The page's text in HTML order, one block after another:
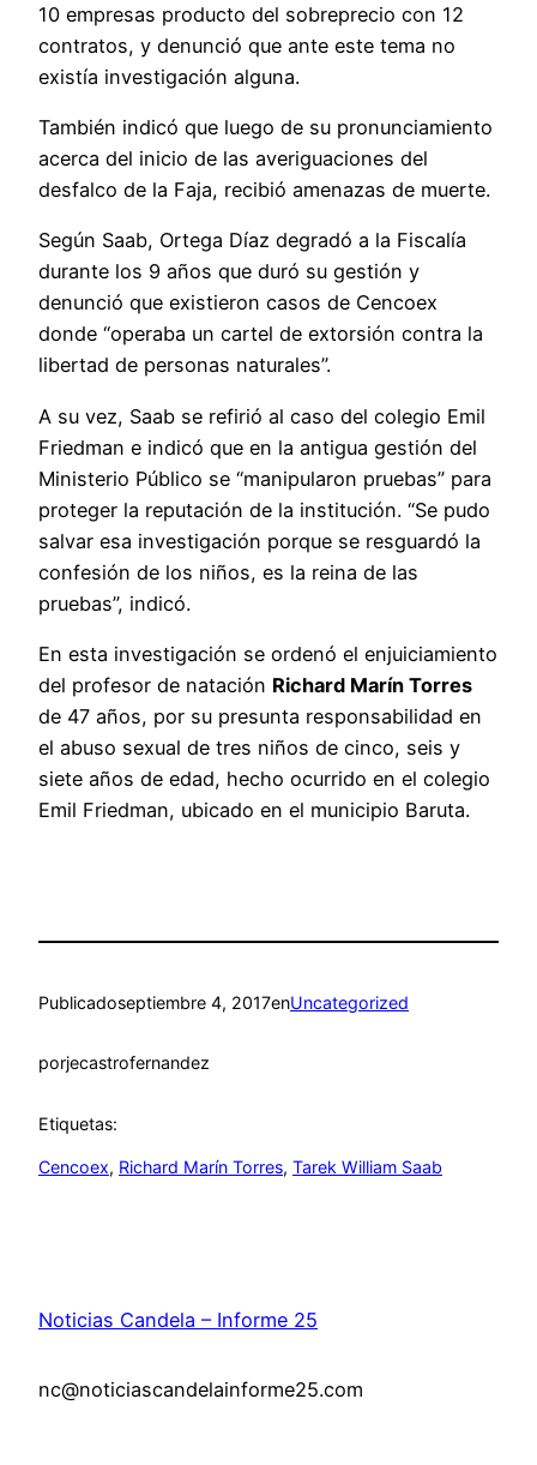
10 empresas producto del sobreprecio con 12
contratos, y denunció que ante este tema no
existía investigación alguna.
También indicó que luego de su pronunciamiento
acerca del inicio de las averiguaciones del
desfalco de la Faja, recibió amenazas de muerte.
Según Saab, Ortega Díaz degradó a la Fiscalía
durante los 9 años que duró su gestión y
denunció que existieron casos de Cencoex
donde “operaba un cartel de extorsión contra la
libertad de personas naturales”.
A su vez, Saab se refirió al caso del colegio Emil
Friedman e indicó que en la antigua gestión del
Ministerio Público se “manipularon pruebas” para
proteger la reputación de la institución. “Se pudo
salvar esa investigación porque se resguardó la
confesión de los niños, es la reina de las
pruebas”, indicó.
En esta investigación se ordenó el enjuiciamiento
del profesor de natación Richard Marín Torres
de 47 años, por su presunta responsabilidad en
el abuso sexual de tres niños de cinco, seis y
siete años de edad, hecho ocurrido en el colegio
Emil Friedman, ubicado en el municipio Baruta.
Publicadoseptiembre 4, 2017enUncategorized
porjecastrofernandez
Etiquetas:
Cencoex, Richard Marín Torres, Tarek William Saab
Noticias Candela – Informe 25
nc@noticiascandelainforme25.com